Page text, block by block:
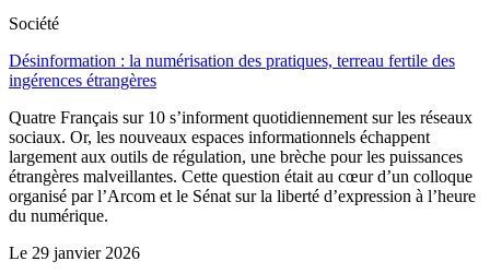
Société
Désinformation : la numérisation des pratiques, terreau fertile des
ingérences étrangères
Quatre Français sur 10 s’informent quotidiennement sur les réseaux
sociaux. Or, les nouveaux espaces informationnels échappent
largement aux outils de régulation, une brèche pour les puissances
étrangères malveillantes. Cette question était au cœur d’un colloque
organisé par l’Arcom et le Sénat sur la liberté d’expression à l’heure
du numérique.
Le 29 janvier 2026